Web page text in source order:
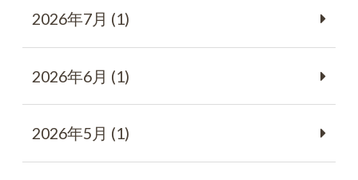
2026年7月 (1)
2026年6月 (1)
2026年5月 (1)